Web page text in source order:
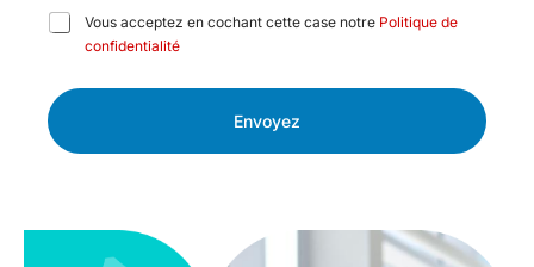
C
s
à
Vous acceptez en cochant cette case notre Politique de
confidentialité
Envoyez